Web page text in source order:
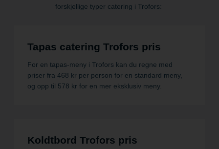
forskjellige typer catering i Trofors:
Tapas catering Trofors pris
For en tapas-meny i Trofors kan du regne med
priser fra 468 kr per person for en standard meny,
og opp til 578 kr for en mer eksklusiv meny.
Koldtbord Trofors pris